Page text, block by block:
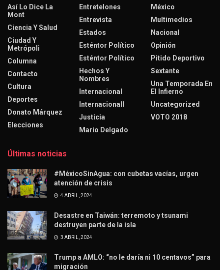
Así Lo Dice La
Mont
Ciencia Y Salud
Ciudad Y
Metrópoli
Columna
Contacto
Cultura
Deportes
Donato Márquez
Elecciones
Entretelones
Entrevista
Estados
Esténtor Político
Esténtor Político
Hechos Y
Nombres
Internacional
Internacionall
Justicia
Mario Delgado
México
Multimedios
Nacional
Opinión
Pitido Deportivo
Sextante
Una Temporada En
El Infierno
Uncategorized
VOTO 2018
Últimas noticias
#MéxicoSinAgua: con cubetas vacías, urgen
atención de crisis
4 ABRIL, 2024
Desastre en Taiwán: terremoto y tsunami
destruyen parte de la isla
3 ABRIL, 2024
Trump a AMLO: “no le daría ni 10 centavos” para
migración